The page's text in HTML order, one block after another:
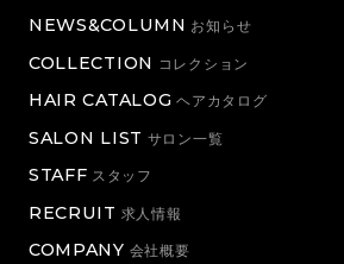
NEWS&COLUMN お知らせ
COLLECTION コレクション
HAIR CATALOG ヘアカタログ
SALON LIST サロン一覧
STAFF スタッフ
RECRUIT 求人情報
COMPANY 会社概要